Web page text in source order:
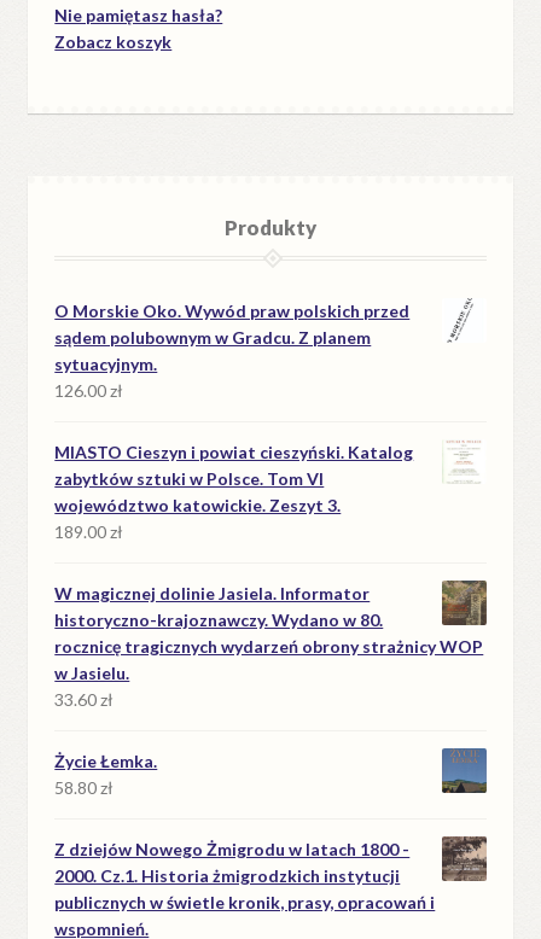
Nie pamiętasz hasła?
Zobacz koszyk
Produkty
O Morskie Oko. Wywód praw polskich przed
sądem polubownym w Gradcu. Z planem
sytuacyjnym.
126.00zł
MIASTO Cieszyn i powiat cieszyński. Katalog
zabytków sztuki w Polsce. Tom VI
województwo katowickie. Zeszyt 3.
189.00zł
W magicznej dolinie Jasiela. Informator
historyczno-krajoznawczy. Wydano w 80.
rocznicę tragicznych wydarzeń obrony strażnicy WOP
w Jasielu.
33.60zł
Życie Łemka.
58.80zł
Z dziejów Nowego Żmigrodu w latach 1800 -
2000. Cz.1. Historia żmigrodzkich instytucji
publicznych w świetle kronik, prasy, opracowań i
wspomnień.